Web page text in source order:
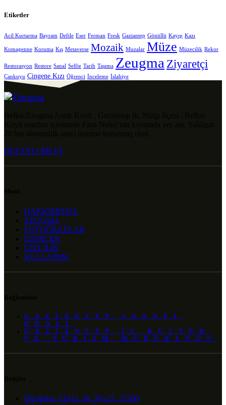
Etiketler
Acil Kurtarma Bayram Defile Eser Ferman Fresk Gaziantep Gönüllü Kayıp Kazı
Komagenne Koruma Kış Metaverse Mozaik Muzalar Müze Müzecilik Rekor
Restorasyon Restore Sanal Selfie Tarih Taşıma Zeugma Ziyaretçi
Çankuyu Çingene Kızı Öğrenci İnceleme İslahiye
DETAYLI BİLGİ
HAKKIMIZDA
ZEUGMA
FOTOĞRAFLAR
ESERLER
GİZLİLİK
KULLANIM
GAZIANTEP SANAYI
ODASI
GAZIANTEP İL KÜLTÜR
VE TURIZM MÜDÜRLÜĞÜ
Hacıbaba, 51011. Sk. No:25, 27500